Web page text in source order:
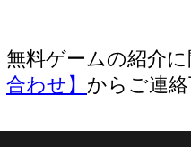
無料ゲームの紹介
合わせ】 からご連絡